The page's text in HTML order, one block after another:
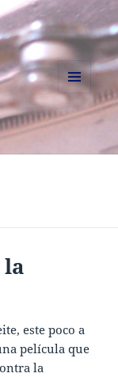
MENÚ
Y
WIDGETS
la
este poco a
película que
la